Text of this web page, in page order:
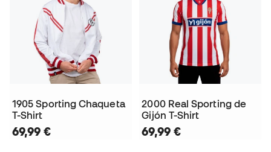
1905 Sporting Chaqueta
T-Shirt
69,99 €
2000 Real Sporting de
Gijón T-Shirt
69,99 €